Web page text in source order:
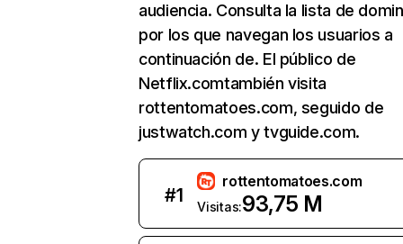
audiencia. Consulta la lista de
por los que navegan los usuarios a
continuación de. El público de
Netflix.comtambién visita
rottentomatoes.com, seguido de
justwatch.com y tvguide.com.
#1
rottentomatoes.com
Visitas:93,75 M